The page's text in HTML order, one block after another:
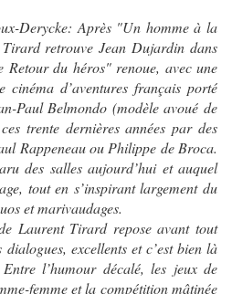
Derycke: Après "Un homme à la
retrouve Jean Dujardin dans
Retour du héros" renoue, avec une
cinéma d’aventures français porté
Paul Belmondo (modèle avoué de
trente dernières années par des
Rappeneau ou Philippe de Broca.
des salles aujourd’hui et auquel
tout en s’inspirant largement du
et marivaudages.
Laurent Tirard repose avant tout
excellents et c’est bien là
l’humour décalé, les jeux de
femme et la compétition mâtinée